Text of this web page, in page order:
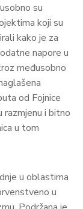
su
koji su
kako je za
napore u
međusobno
od Fojnice
razmjenu i bitno
u tom
u oblastima
u